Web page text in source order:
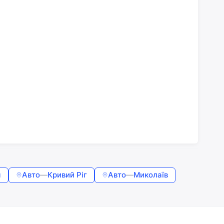
Авто—Кривий Ріг Авто—Миколаїв